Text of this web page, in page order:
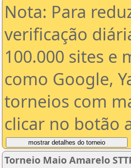
Nota: Para
verificação
100.000 sites e
como Google,
torneios com
clicar no botão
Torneio Maio Amarelo